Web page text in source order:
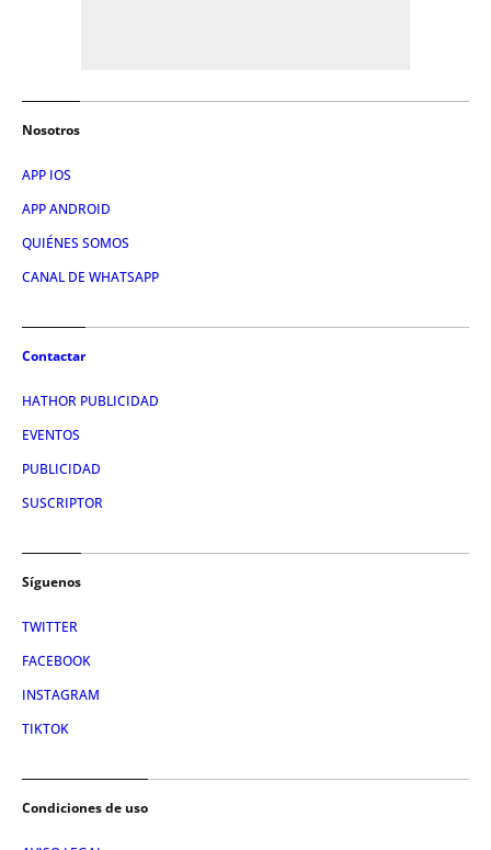
Nosotros
APP IOS
APP ANDROID
QUIÉNES SOMOS
CANAL DE WHATSAPP
Contactar
HATHOR PUBLICIDAD
EVENTOS
PUBLICIDAD
SUSCRIPTOR
Síguenos
TWITTER
FACEBOOK
INSTAGRAM
TIKTOK
Condiciones de uso